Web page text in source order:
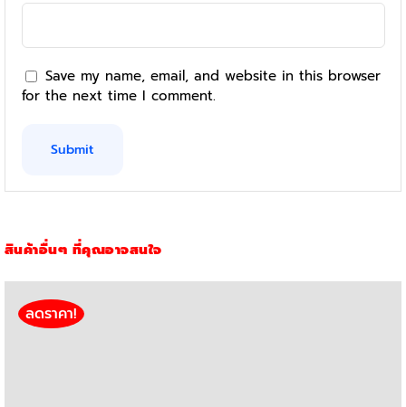
Save my name, email, and website in this browser
for the next time I comment.
สินค้าอื่นๆ ที่คุณอาจสนใจ
ลดราคา!